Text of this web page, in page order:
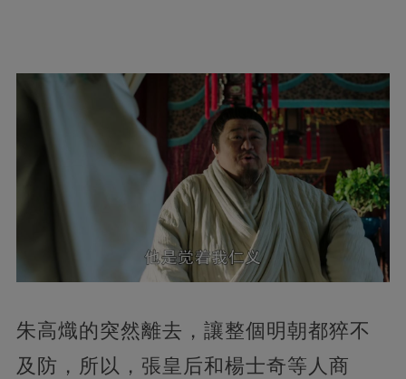
朱高熾的突然離去，讓整個明朝都猝不
及防，所以，張皇后和楊士奇等人商